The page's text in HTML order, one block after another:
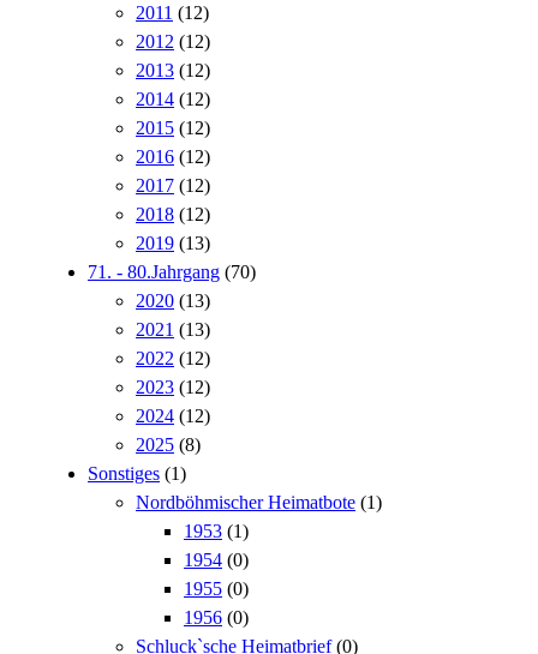
2011 (12)
2012 (12)
2013 (12)
2014 (12)
2015 (12)
2016 (12)
2017 (12)
2018 (12)
2019 (13)
71. - 80.Jahrgang (70)
2020 (13)
2021 (13)
2022 (12)
2023 (12)
2024 (12)
2025 (8)
Sonstiges (1)
Nordböhmischer Heimatbote (1)
1953 (1)
1954 (0)
1955 (0)
1956 (0)
Schluck`sche Heimatbrief (0)